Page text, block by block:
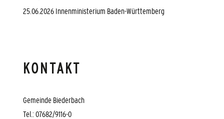
25.06.2026 Innenministerium Baden-Württemberg
KONTAKT
Gemeinde Biederbach
Tel.: 07682/9116-0